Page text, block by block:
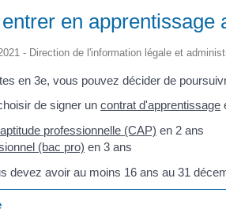
SAINTONGE en apprentissage
- Direction de l'information légale et
en 3e, vous pouvez décider de
de signer un contrat d'apprentissage
professionnelle (CAP) en 2 ans
(bac pro) en 3 ans
devez avoir au moins 16 ans au 31